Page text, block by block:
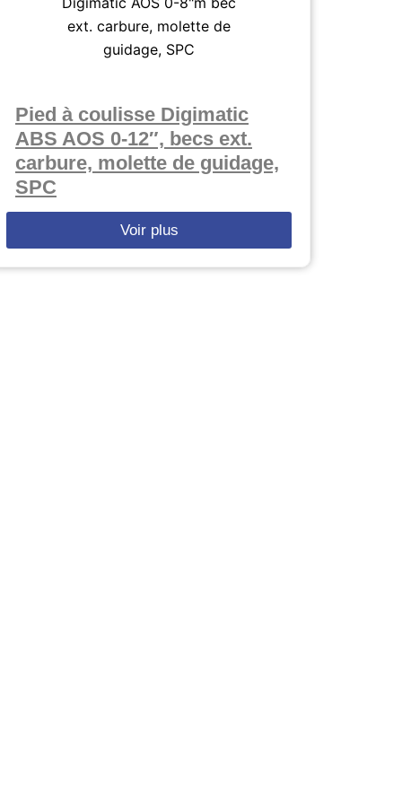
Pied à coulisse Digimatic
ABS AOS 0-12″, becs ext.
carbure, molette de guidage,
SPC
Voir plus